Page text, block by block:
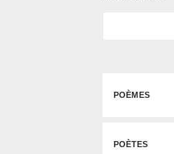
POÈMES
POÈTES